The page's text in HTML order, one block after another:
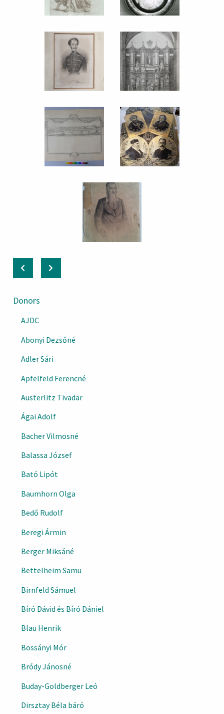
Donors
AJDC
Abonyi Dezsőné
Adler Sári
Apfelfeld Ferencné
Austerlitz Tivadar
Ágai Adolf
Bacher Vilmosné
Balassa József
Bató Lipót
Baumhorn Olga
Bedő Rudolf
Beregi Ármin
Berger Miksáné
Bettelheim Samu
Birnfeld Sámuel
Bíró Dávid és Bíró Dániel
Blau Henrik
Bossányi Mór
Bródy Jánosné
Buday-Goldberger Leó
Dirsztay Béla báró